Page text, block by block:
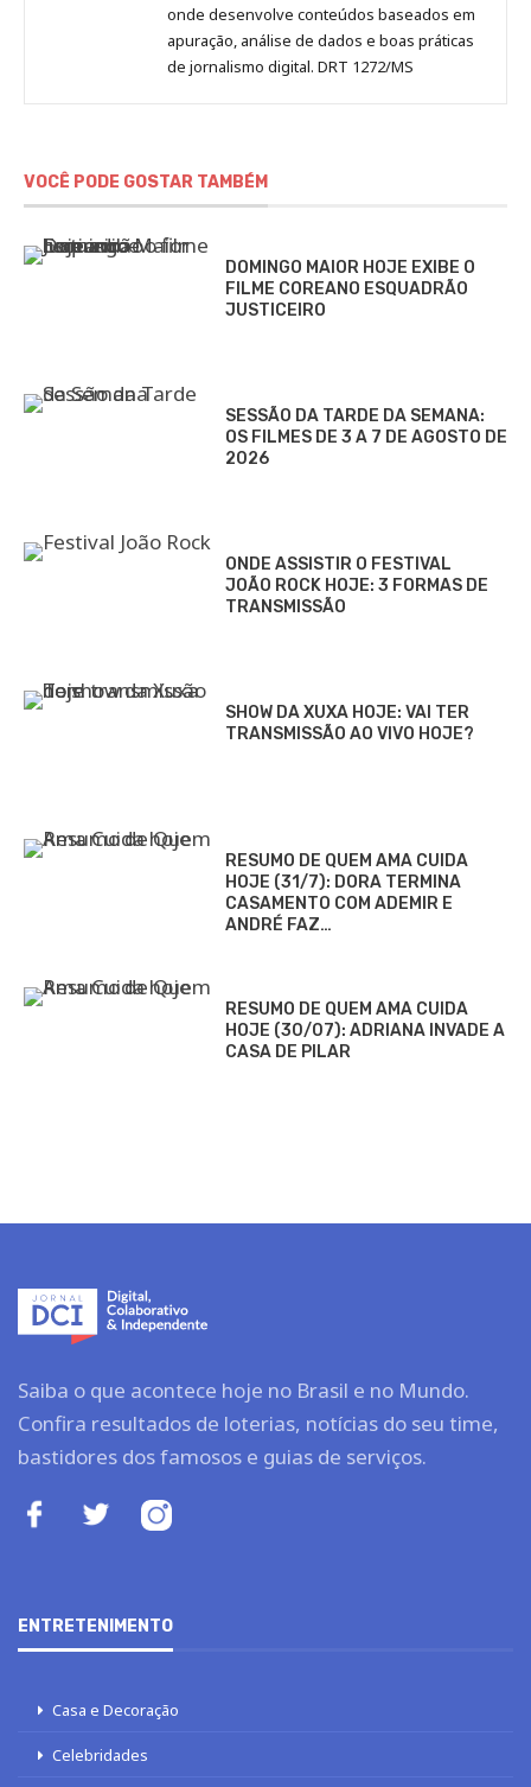
onde desenvolve conteúdos baseados em
apuração, análise de dados e boas práticas
de jornalismo digital. DRT 1272/MS
VOCÊ PODE GOSTAR TAMBÉM
DOMINGO MAIOR HOJE EXIBE O
FILME COREANO ESQUADRÃO
JUSTICEIRO
SESSÃO DA TARDE DA SEMANA:
OS FILMES DE 3 A 7 DE AGOSTO DE
2026
ONDE ASSISTIR O FESTIVAL
JOÃO ROCK HOJE: 3 FORMAS DE
TRANSMISSÃO
SHOW DA XUXA HOJE: VAI TER
TRANSMISSÃO AO VIVO HOJE?
RESUMO DE QUEM AMA CUIDA
HOJE (31/7): DORA TERMINA
CASAMENTO COM ADEMIR E
ANDRÉ FAZ…
RESUMO DE QUEM AMA CUIDA
HOJE (30/07): ADRIANA INVADE A
CASA DE PILAR
Saiba o que acontece hoje no Brasil e no Mundo.
Confira resultados de loterias, notícias do seu time,
bastidores dos famosos e guias de serviços.
ENTRETENIMENTO
Casa e Decoração
Celebridades